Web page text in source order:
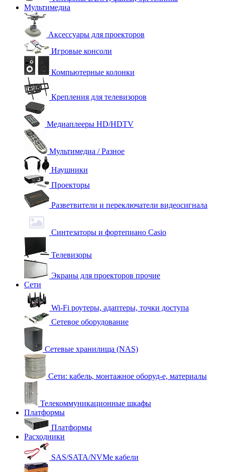
Мультимедиа
Аксессуары для проекторов
Игровые консоли
Компьютерные колонки
Крепления для телевизоров
Медиаплееры HD/HDTV
Мультимедиа / Разное
Наушники
Проекторы
Разветвители и переключатели видеосигнала
Синтезаторы и фортепиано Casio
Телевизоры
Экраны для проекторов прочие
Сети
Wi-Fi роутеры, адаптеры, точки доступа
Сетевое оборудование
Сетевые хранилища (NAS)
Сети: кабель, монтажное оборуд-е, материалы
Телекоммуникационные шкафы
Платформы
Платформы
Расходники
SAS/SATA/NVMe кабели